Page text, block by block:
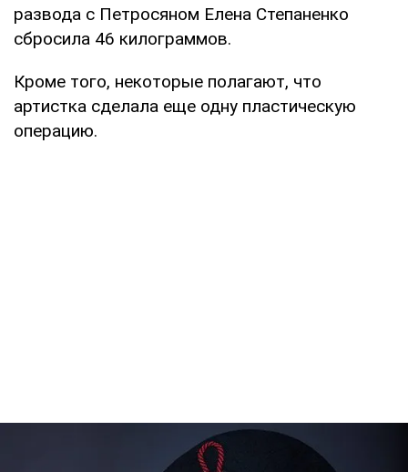
развода с Петросяном Елена Степаненко
сбросила 46 килограммов.
Кроме того, некоторые полагают, что
артистка сделала еще одну пластическую
операцию.